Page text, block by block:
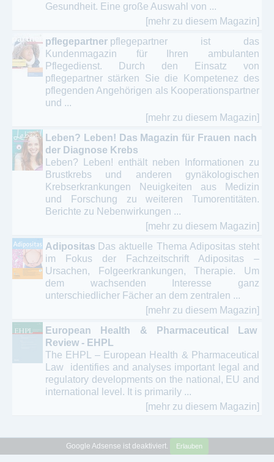
Gesundheit. Eine große Auswahl von ...
[mehr zu diesem Magazin]
pflegepartner pflegepartner ist das
Kundenmagazin für Ihren ambulanten
Pflegedienst. Durch den Einsatz von
pflegepartner stärken Sie die Kompetenez des
pflegenden Angehörigen als Kooperationspartner
und ...
[mehr zu diesem Magazin]
Leben? Leben! Das Magazin für Frauen nach
der Diagnose Krebs
Leben? Leben! enthält neben Informationen zu
Brustkrebs und anderen gynäkologischen
Krebserkrankungen Neuigkeiten aus Medizin
und Forschung zu weiteren Tumorentitäten.
Berichte zu Nebenwirkungen ...
[mehr zu diesem Magazin]
Adipositas Das aktuelle Thema Adipositas steht
im Fokus der Fachzeitschrift Adipositas –
Ursachen, Folgeerkrankungen, Therapie. Um
dem wachsenden Interesse ganz
unterschiedlicher Fächer an dem zentralen ...
[mehr zu diesem Magazin]
European Health & Pharmaceutical Law
Review - EHPL
The EHPL – European Health & Pharmaceutical
Law identifies and analyses important legal and
regulatory developments on the national, EU and
international level. It is primarily ...
[mehr zu diesem Magazin]
Google Adsense ist deaktiviert. Erlauben